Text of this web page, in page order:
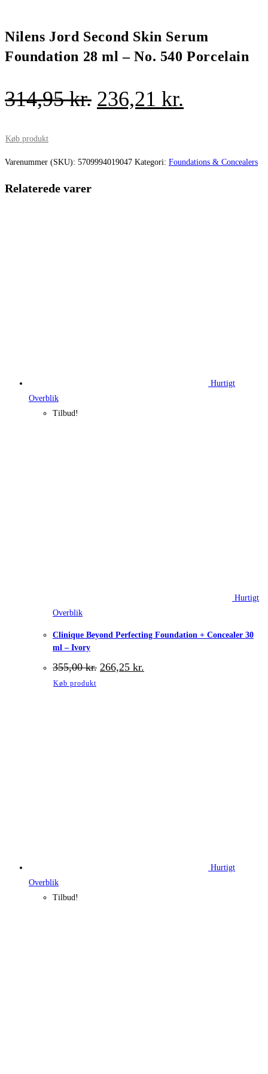
Nilens Jord Second Skin Serum
Foundation 28 ml – No. 540 Porcelain
314,95kr. Den
var:
236,21 kr.
er:
Køb produkt
Varenummer (SKU): 5709994019047 Kategori: Foundations & Concealers
Relaterede varer
Hurtigt
Overblik
Tilbud!
Hurtigt
Overblik
Clinique Beyond Perfecting Foundation + Concealer 30
ml – Ivory
355,00kr. Den
oprindelige
266,25 kr.
Køb produkt
Hurtigt
Overblik
Tilbud!